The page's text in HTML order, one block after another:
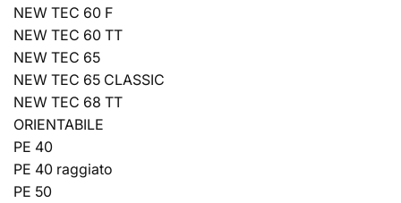
NEW TEC 60 F
NEW TEC 60 TT
NEW TEC 65
NEW TEC 65 CLASSIC
NEW TEC 68 TT
ORIENTABILE
PE 40
PE 40 raggiato
PE 50